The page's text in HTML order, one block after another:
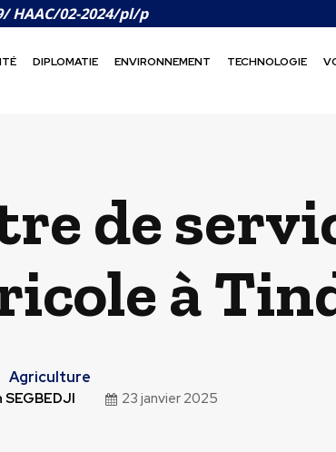
HAAC/02-2024/pl/p
DIPLOMATIE ENVIRONNEMENT TECHNOLOGIE
de
à
Agriculture
23 janvier 2025